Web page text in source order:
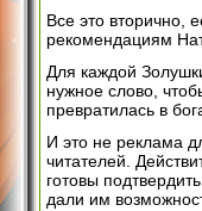
Все это вторично,
рекомендациям
Для каждой
нужное слово,
превратилась в
И это не реклама
читателей.
готовы
дали им